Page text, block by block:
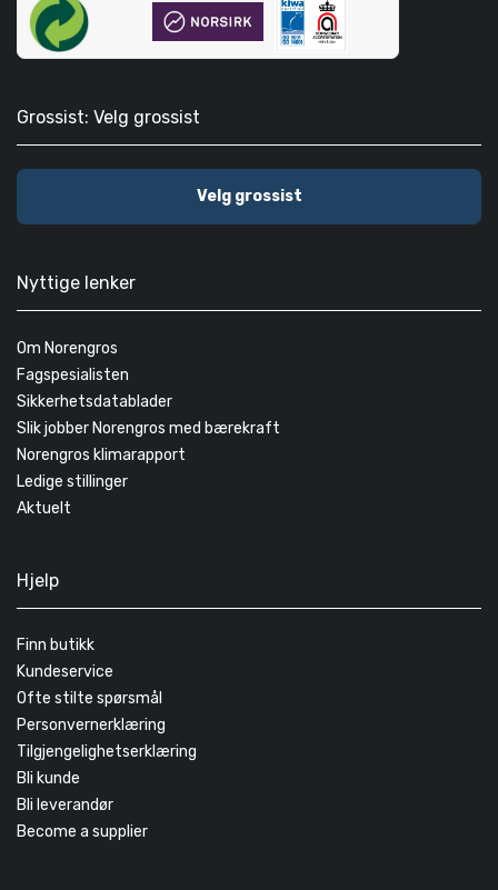
Grossist: Velg grossist
Velg grossist
Nyttige lenker
Om Norengros
Fagspesialisten
Sikkerhetsdatablader
Slik jobber Norengros med bærekraft
Norengros klimarapport
Ledige stillinger
Aktuelt
Hjelp
Finn butikk
Kundeservice
Ofte stilte spørsmål
Personvernerklæring
Tilgjengelighetserklæring
Bli kunde
Bli leverandør
Become a supplier